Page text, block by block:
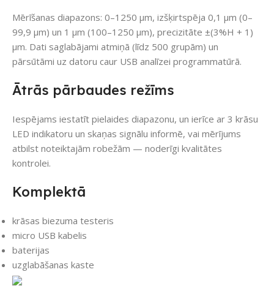
Mērīšanas diapazons: 0–1250 µm, izšķirtspēja 0,1 µm (0–
99,9 µm) un 1 µm (100–1250 µm), precizitāte ±(3%H + 1)
µm. Dati saglabājami atmiņā (līdz 500 grupām) un
pārsūtāmi uz datoru caur USB analīzei programmatūrā.
Ātrās pārbaudes režīms
Iespējams iestatīt pielaides diapazonu, un ierīce ar 3 krāsu
LED indikatoru un skaņas signālu informē, vai mērījums
atbilst noteiktajām robežām — noderīgi kvalitātes
kontrolei.
Komplektā
krāsas biezuma testeris
micro USB kabelis
baterijas
uzglabāšanas kaste